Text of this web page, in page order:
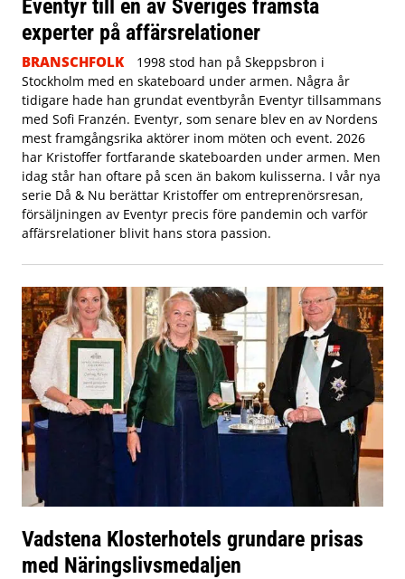
Eventyr till en av Sveriges främsta
experter på affärsrelationer
BRANSCHFOLK
1998 stod han på Skeppsbron i
Stockholm med en skateboard under armen. Några år
tidigare hade han grundat eventbyrån Eventyr tillsammans
med Sofi Franzén. Eventyr, som senare blev en av Nordens
mest framgångsrika aktörer inom möten och event. 2026
har Kristoffer fortfarande skateboarden under armen. Men
idag står han oftare på scen än bakom kulisserna. I vår nya
serie Då & Nu berättar Kristoffer om entreprenörsresan,
försäljningen av Eventyr precis före pandemin och varför
affärsrelationer blivit hans stora passion.
Vadstena Klosterhotels grundare prisas
med Näringslivsmedaljen